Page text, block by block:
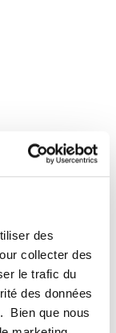
des
collecter des
le trafic du
des données
Bien que nous